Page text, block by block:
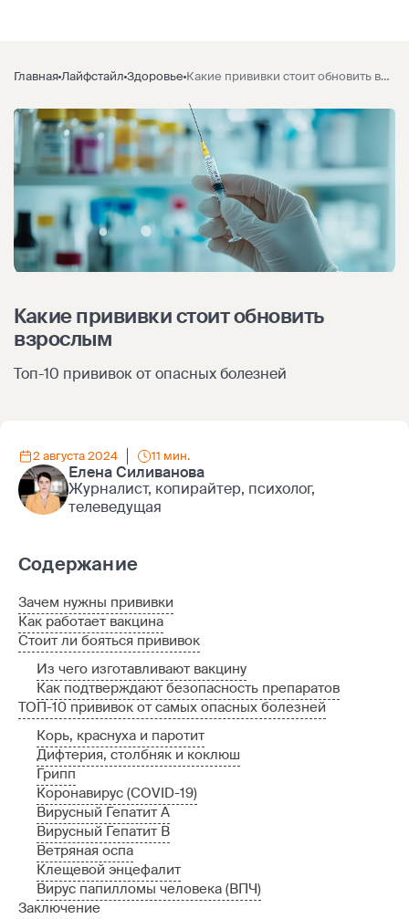
ГлавнаяЛайфстайл Здоровье Какие прививки стоит обновить взрослым
Какие прививки стоит обновить
взрослым
Топ-10 прививок от опасных болезней
Елена Силиванова
Журналист, копирайтер, психолог,
телеведущая
2 августа 2024 11 мин.
Содержание
Зачем нужны прививки
Как работает вакцина
Стоит ли бояться прививок
Из чего изготавливают вакцину
Как подтверждают безопасность препаратов
ТОП-10 прививок от самых опасных болезней
Корь, краснуха и паротит
Дифтерия, столбняк и коклюш
Грипп
Коронавирус (COVID-19)
Вирусный Гепатит А
Вирусный Гепатит В
Ветряная оспа
Клещевой энцефалит
Вирус папилломы человека (ВПЧ)
Заключение